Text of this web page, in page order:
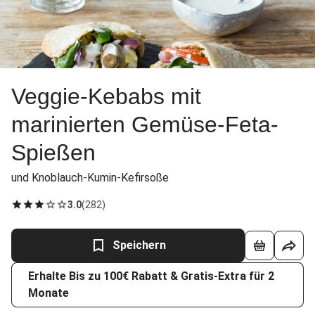
Veggie-Kebabs mit
marinierten Gemüse-Feta-
Spießen
und Knoblauch-Kumin-Kefirsoße
3.0(282)
Speichern
Erhalte Bis zu 100€ Rabatt & Gratis-Extra für 2
Monate